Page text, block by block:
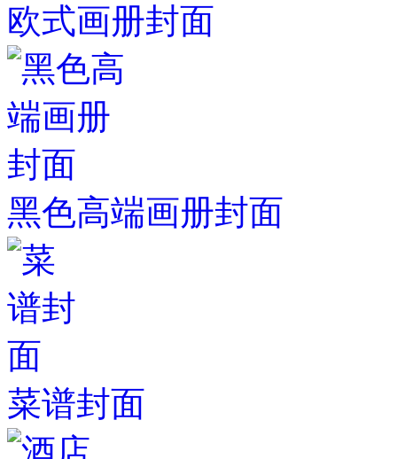
欧式画册封面
黑色高端画册封面
菜谱封面